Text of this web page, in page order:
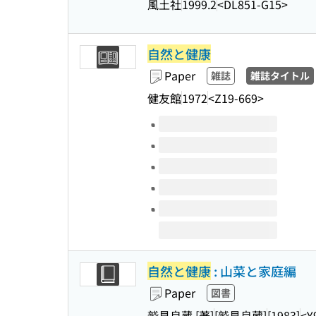
風土社1999.2<DL851-G15>
自然と健康
Paper 雑誌 雑誌タイトル
健友館1972<Z19-669>
Volumes of this title
自然と健康: 山菜と家庭編
Paper 図書